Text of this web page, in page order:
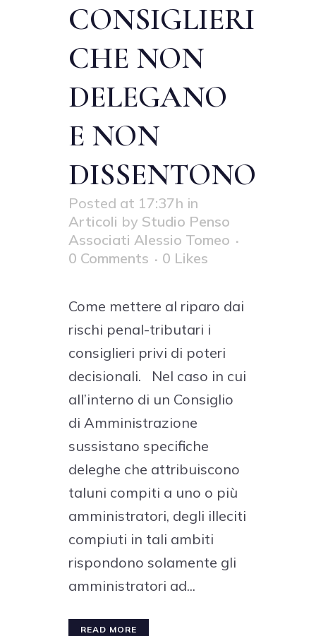
CONSIGLIERI
CHE NON
DELEGANO
E NON
DISSENTONO
Posted at 17:37h in
Articoli by Studio Penso
Associati Alessio Tomeo
0 Comments
0 Likes
Come mettere al riparo dai
rischi penal-tributari i
consiglieri privi di poteri
decisionali. Nel caso in cui
all’interno di un Consiglio
di Amministrazione
sussistano specifiche
deleghe che attribuiscono
taluni compiti a uno o più
amministratori, degli illeciti
compiuti in tali ambiti
rispondono solamente gli
amministratori ad...
READ MORE